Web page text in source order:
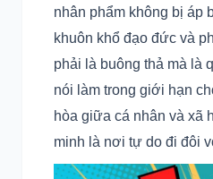
nhân phẩm không bị áp
khuôn khổ đạo đức và
phải là buông thả mà là
nói làm trong giới hạn
hòa giữa cá nhân và xã
minh là nơi tự do đi đôi